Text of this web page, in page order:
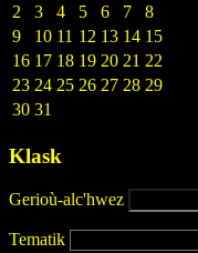
2
3 4 5 6 7
8
9
10 11 12 13 14 15
16 17 18 19 20 21 22
23 24 25 26 27 28 29
30 31
Klask
Gerioù-alc'hwez
Tematik